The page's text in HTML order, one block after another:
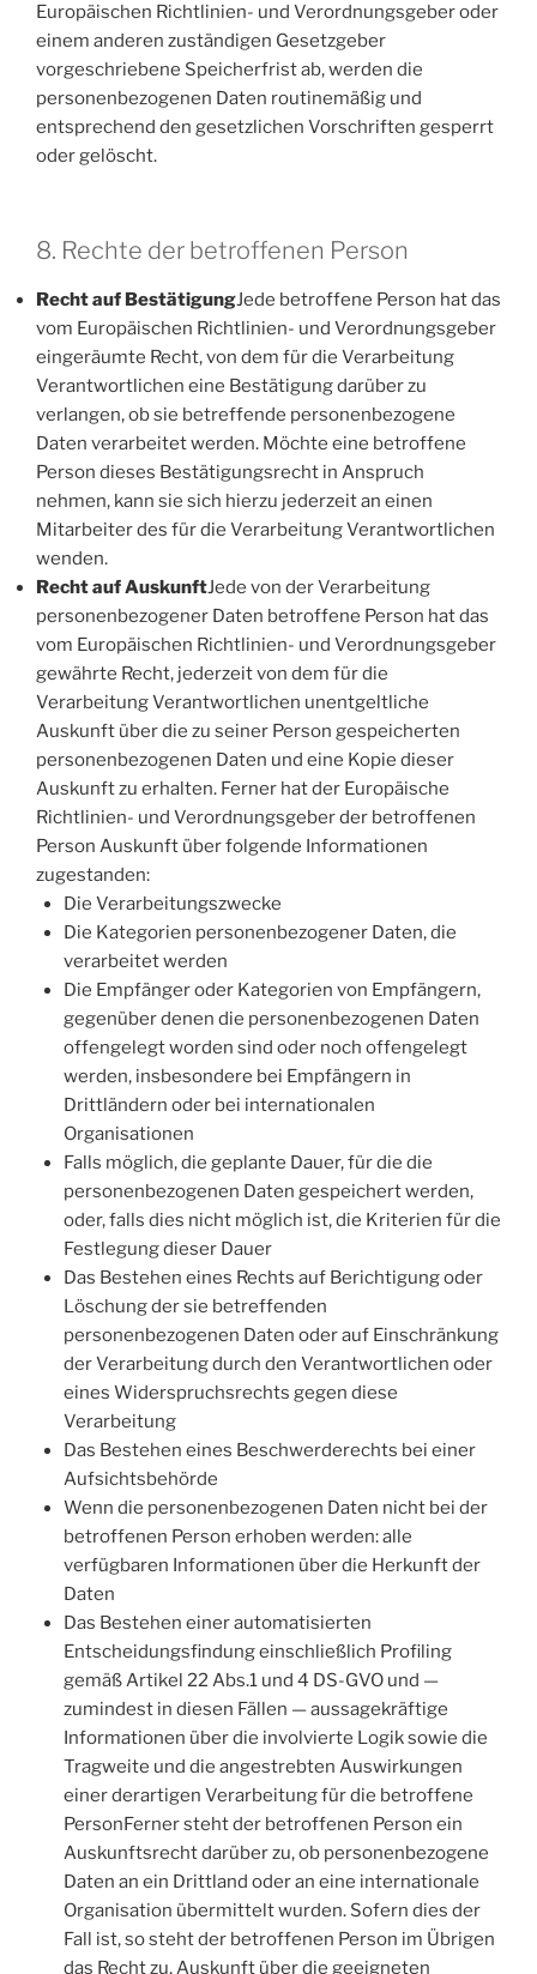
Europäischen Richtlinien- und Verordnungsgeber oder
einem anderen zuständigen Gesetzgeber
vorgeschriebene Speicherfrist ab, werden die
personenbezogenen Daten routinemäßig und
entsprechend den gesetzlichen Vorschriften gesperrt
oder gelöscht.
8. Rechte der betroffenen Person
Recht auf BestätigungJede betroffene Person hat das
vom Europäischen Richtlinien- und Verordnungsgeber
eingeräumte Recht, von dem für die Verarbeitung
Verantwortlichen eine Bestätigung darüber zu
verlangen, ob sie betreffende personenbezogene
Daten verarbeitet werden. Möchte eine betroffene
Person dieses Bestätigungsrecht in Anspruch
nehmen, kann sie sich hierzu jederzeit an einen
Mitarbeiter des für die Verarbeitung Verantwortlichen
wenden.
Recht auf AuskunftJede von der Verarbeitung
personenbezogener Daten betroffene Person hat das
vom Europäischen Richtlinien- und Verordnungsgeber
gewährte Recht, jederzeit von dem für die
Verarbeitung Verantwortlichen unentgeltliche
Auskunft über die zu seiner Person gespeicherten
personenbezogenen Daten und eine Kopie dieser
Auskunft zu erhalten. Ferner hat der Europäische
Richtlinien- und Verordnungsgeber der betroffenen
Person Auskunft über folgende Informationen
zugestanden:
Die Verarbeitungszwecke
Die Kategorien personenbezogener Daten, die
verarbeitet werden
Die Empfänger oder Kategorien von Empfängern,
gegenüber denen die personenbezogenen Daten
offengelegt worden sind oder noch offengelegt
werden, insbesondere bei Empfängern in
Drittländern oder bei internationalen
Organisationen
Falls möglich, die geplante Dauer, für die die
personenbezogenen Daten gespeichert werden,
oder, falls dies nicht möglich ist, die Kriterien für die
Festlegung dieser Dauer
Das Bestehen eines Rechts auf Berichtigung oder
Löschung der sie betreffenden
personenbezogenen Daten oder auf Einschränkung
der Verarbeitung durch den Verantwortlichen oder
eines Widerspruchsrechts gegen diese
Verarbeitung
Das Bestehen eines Beschwerderechts bei einer
Aufsichtsbehörde
Wenn die personenbezogenen Daten nicht bei der
betroffenen Person erhoben werden: alle
verfügbaren Informationen über die Herkunft der
Daten
Das Bestehen einer automatisierten
Entscheidungsfindung einschließlich Profiling
gemäß Artikel 22 Abs.1 und 4 DS-GVO und —
zumindest in diesen Fällen — aussagekräftige
Informationen über die involvierte Logik sowie die
Tragweite und die angestrebten Auswirkungen
einer derartigen Verarbeitung für die betroffene
PersonFerner steht der betroffenen Person ein
Auskunftsrecht darüber zu, ob personenbezogene
Daten an ein Drittland oder an eine internationale
Organisation übermittelt wurden. Sofern dies der
Fall ist, so steht der betroffenen Person im Übrigen
das Recht zu, Auskunft über die geeigneten